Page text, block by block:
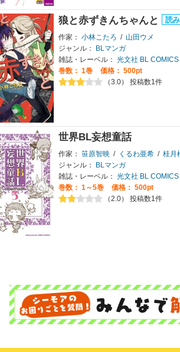
狼と赤ずきんちゃんと
作家： 小林こたろ / 山田ウメ
ジャンル：
BLマンガ
雑誌・レーベル： 光文社 BL
巻数： 1巻
価格： 500pt
（3.0） 投稿数1件
世界BL妄想童話
作家： 笹原智映 / くるわ亜希 / 桂月
ジャンル：
BLマンガ
雑誌・レーベル： 光文社 BL
巻数： 1～5巻
価格： 500pt
（2.0） 投稿数1件